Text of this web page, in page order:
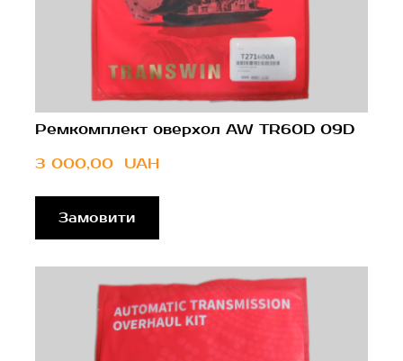
Ремкомплект оверхол AW TR60D 09D
3 000,00  UAH
Замовити